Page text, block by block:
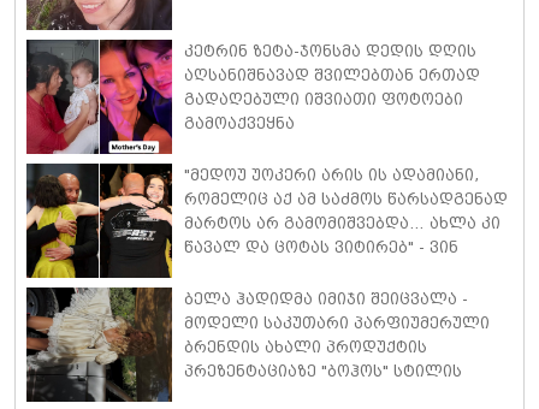
კეტრინ ზეტა-ჯონსმა დედის დღის
აღსანიშნავად შვილებთან ერთად
გადაღებული იშვიათი ფოტოები
გამოაქვეყნა
"მედოუ უოკერი არის ის ადამიანი,
რომელიც აქ ამ საძმოს წარსადგენად
მარტოს არ გამომიშვებდა… ახლა კი
წავალ და ცოტას ვიტირებ" - ვინ
პოლ უოკერის ქალიშვილს ემოციური
სიტყვებით მიმართავს
ბელა ჰადიდმა იმიჯი შეიცვალა -
მოდელი საკუთარი პარფიუმერული
ბრენდის ახალი პროდუქტის
პრეზენტაციაზე "ბოჰოს" სტილის